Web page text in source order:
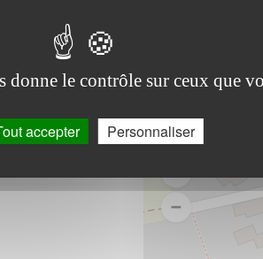
donne le contrôle sur ceux que
accepter Personnaliser